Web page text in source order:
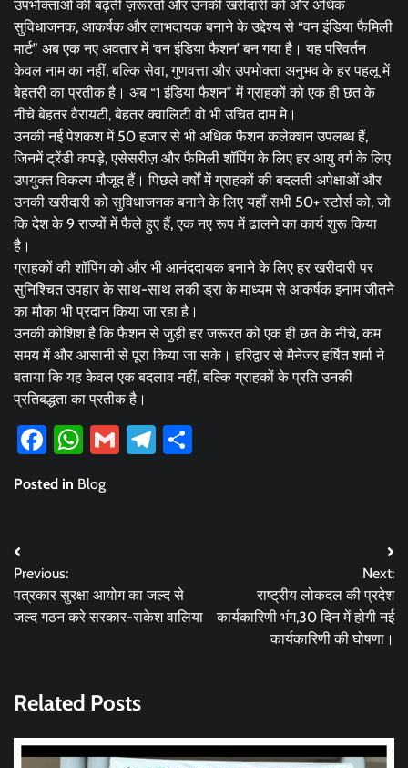
उपभोक्ताओं की बढ़ती ज़रूरतों और उनकी खरीदारी को और अधिक
सुविधाजनक, आकर्षक और लाभदायक बनाने के उद्देश्य से “वन इंडिया फैमिली
मार्ट” अब एक नए अवतार में ‘वन इंडिया फैशन’ बन गया है। यह परिवर्तन
केवल नाम का नहीं, बल्कि सेवा, गुणवत्ता और उपभोक्ता अनुभव के हर पहलू में
बेहतरी का प्रतीक है। अब “1 इंडिया फैशन” में ग्राहकों को एक ही छत के
नीचे बेहतर वैरायटी, बेहतर क्वालिटी वो भी उचित दाम मे।
उनकी नई पेशकश में 50 हजार से भी अधिक फैशन कलेक्शन उपलब्ध हैं,
जिनमें ट्रेंडी कपड़े, एसेसरीज़ और फैमिली शॉपिंग के लिए हर आयु वर्ग के लिए
उपयुक्त विकल्प मौजूद हैं। पिछले वर्षों में ग्राहकों की बदलती अपेक्षाओं और
उनकी खरीदारी को सुविधाजनक बनाने के लिए यहाँ सभी 50+ स्टोर्स को, जो
कि देश के 9 राज्यों में फैले हुए हैं, एक नए रूप में ढालने का कार्य शुरू किया
है।
ग्राहकों की शॉपिंग को और भी आनंददायक बनाने के लिए हर खरीदारी पर
सुनिश्चित उपहार के साथ-साथ लकी ड्रा के माध्यम से आकर्षक इनाम जीतने
का मौका भी प्रदान किया जा रहा है।
उनकी कोशिश है कि फैशन से जुड़ी हर जरूरत को एक ही छत के नीचे, कम
समय में और आसानी से पूरा किया जा सके। हरिद्वार से मैनेजर हर्षित शर्मा ने
बताया कि यह केवल एक बदलाव नहीं, बल्कि ग्राहकों के प्रति उनकी
प्रतिबद्धता का प्रतीक है।
Facebook
WhatsApp
GmailTelegram
Posted in Blog
Post
navigation
Previous:
पत्रकार सुरक्षा आयोग का जल्द से
जल्द गठन करे सरकार-राकेश वालिया
Next:
राष्ट्रीय लोकदल की प्रदेश
कार्यकारिणी भंग,30 दिन में होगी नई
कार्यकारिणी की घोषणा।
Related Posts